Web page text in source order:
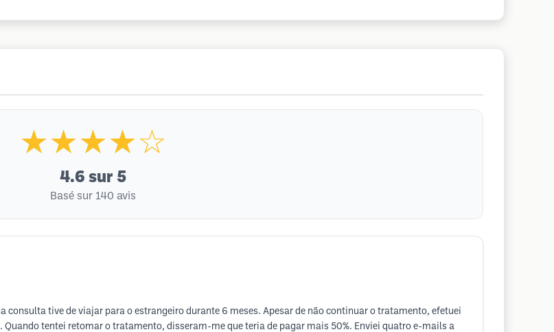
★★★★☆
4.6 sur 5
Basé sur 140 avis
consulta tive de viajar para o estrangeiro durante 6 meses. Apesar de não continuar o tratamento, efetuei
tentei retomar o tratamento, disseram-me que teria de pagar mais 50%. Enviei quatro e-mails a